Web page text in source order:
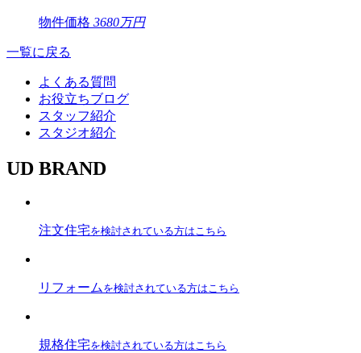
物件価格 3680万円
一覧に戻る
よくある質問
お役立ちブログ
スタッフ紹介
スタジオ紹介
UD BRAND
注文住宅を検討されている方はこちら
リフォームを検討されている方はこちら
規格住宅を検討されている方はこちら